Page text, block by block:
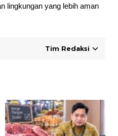
lingkungan yang lebih aman
Tim Redaksi